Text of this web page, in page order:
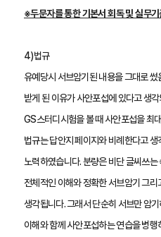
※두문자를 통한 기본서 회독 및 실무
4)법규
유예당시 서브암기된 내용을 그대로
받게 된 이유가 사안포섭에 있다고 생
GS스터디시험을 볼 때 사안포섭을 최
법규는 답안지 페이지와 비례한다고
노력하였습니다. 분량은 비단 글씨쓰
전체적인 이해와 정확한 서브암기 그
생각됩니다. 그래서 단순히 서브만 암
이해와 함께 사안포섭하는 연습을 병